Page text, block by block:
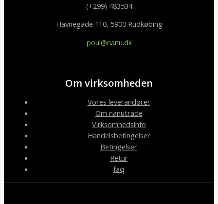
(+299) 483534
Havnegade 110, 5900 Rudkøbing
poul@nanu.dk
Om virksomheden
Vores leverandører
Om nanutrade
Virksomhedsinfo
Handelsbetingelser
Betingelser
Retur
faq